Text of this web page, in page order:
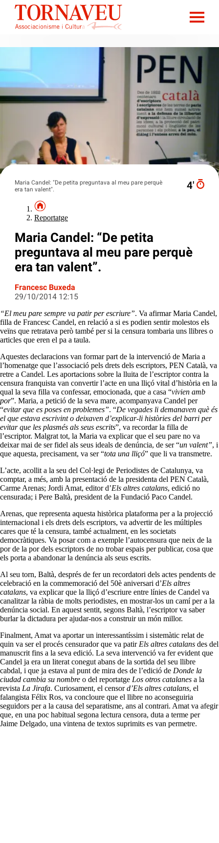
Maria Candel: "De petita preguntava al meu pare perquè
era tan valent".
4′
Reportatge
Maria Candel: “De petita
preguntava al meu pare perquè
era tan valent”.
Francesc Buxeda
29/10/2014 12:15
“El meu pare sempre va patir per escriure”. Va afirmar Maria Candel,
filla de Francesc Candel, en relació a si es podien sentir molestos els
veïns que retratava però també per si la censura tombaria uns llibres o
articles que eren el pa a taula.
Aquestes declaracions van formar part de la intervenció de Maria a
l’homenatge que l’associació pels drets dels escriptors, PEN Català, va
retre a Candel. Les aportacions sobre la lluita de l’escriptor contra la
censura franquista van convertir l’acte en una lliçó vital d’història en la
qual la seva filla va confessar, emocionada, que a casa “vivien amb
por”. Maria, a petició de la seva mare, acompanyava Candel per
“evitar que es poses en problemes”. “De vegades li demanaven què és
el que estava escrivint o deixaven d’explicar-li històries del barri per
evitar que les plasmés als seus escrits”, va recordar la filla de
l’escriptor. Malgrat tot, la Maria va explicar que el seu pare no va
deixar mai de ser fidel als seus ideals de denúncia, de ser “un valent”, i
que aquesta, precisament, va ser “tota una lliçó” que li va transmetre.
L’acte, acollit a la seu del Col·legi de Periodistes de Catalunya, va
comptar, a més, amb la presentació de la presidenta del PEN Català,
Carme Arenas; Jordi Amat, editor d’Els altres catalans, edició no
censurada; i Pere Baltà, president de la Fundació Paco Candel.
Arenas, que representa aquesta històrica plataforma per a la projecció
internacional i els drets dels escriptors, va advertir de les múltiples
cares que té la censura, també actualment, en les societats
democràtiques. Va posar com a exemple l’autocensura que neix de la
por de la por dels escriptors de no trobar espais per publicar, cosa que
els porta a abandonar la denúncia als seus escrits.
Al seu torn, Baltà, després de fer un recordatori dels actes pendents de
celebració en la commemoració del 50è aniversari d’Els altres
catalans, va explicar que la lliçó d’escriure entre línies de Candel va
canalitzar la ràbia de molts periodistes, en mostrar-los un camí per a la
denúncia social. En aquest sentit, segons Baltà, l’escriptor va saber
burlar la dictadura per ajudar-nos a construir un món millor.
Finalment, Amat va aportar un interessantíssim i sistemàtic relat de
quin va ser el procés censurador que va patirEls altres catalans des del
manuscrit fins a la seva edició. La seva intervenció va fer evident que
Candel ja era un literat conegut abans de la sortida del seu llibre
cabdal, i que ja estava al punt de mira des de l’edició de Donde la
ciudad cambia su nombre o del reportatge Los otros catalanes a la
revista La Jirafa. Curiosament, el censord’Els altres catalans, el
falangista Félix Ros, va concloure que el llibre no aconseguiria
seguidors per a la causa del separatisme, ans al contrari. Amat va afegir
que, en una poc habitual segona lectura censora, duta a terme per
Jaime Delgado, una vintena de textos suprimits es van permetre.